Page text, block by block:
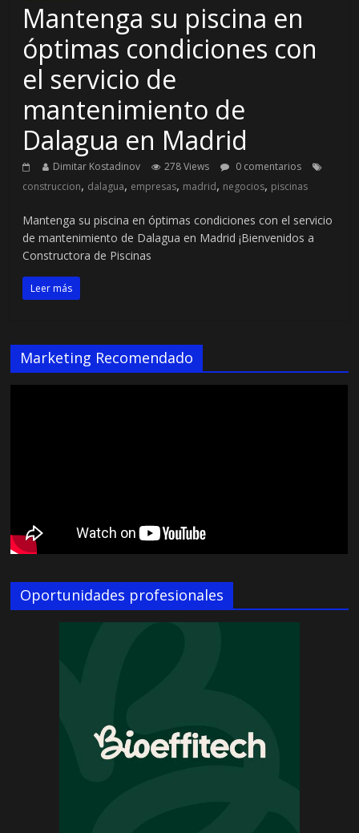
Mantenga su piscina en
óptimas condiciones con
el servicio de
mantenimiento de
Dalagua en Madrid
Dimitar Kostadinov 278 Views
0 comentarios
construccion, dalagua, empresas, madrid, negocios, piscinas
Mantenga su piscina en óptimas condiciones con el servicio
de mantenimiento de Dalagua en Madrid ¡Bienvenidos a
Constructora de Piscinas
Leer más
Marketing Recomendado
Oportunidades profesionales